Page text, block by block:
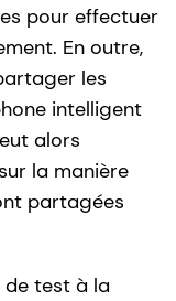
pour effectuer
En outre,
les
intelligent
alors
la manière
partagées
de test à la